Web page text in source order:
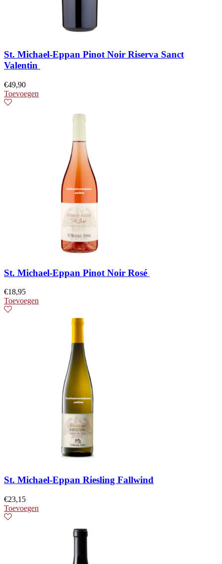
St. Michael-Eppan Pinot Noir Riserva Sanct
Valentin
€49,90
Toevoegen
St. Michael-Eppan Pinot Noir Rosé
€18,95
Toevoegen
St. Michael-Eppan Riesling Fallwind
€23,15
Toevoegen